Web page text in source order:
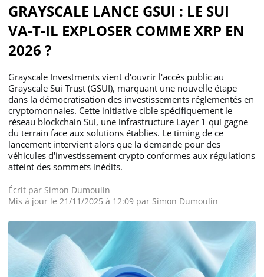
GRAYSCALE LANCE GSUI : LE SUI
VA-T-IL EXPLOSER COMME XRP EN
2026 ?
Grayscale Investments vient d'ouvrir l'accès public au
Grayscale Sui Trust (GSUI), marquant une nouvelle étape
dans la démocratisation des investissements réglementés en
cryptomonnaies. Cette initiative cible spécifiquement le
réseau blockchain Sui, une infrastructure Layer 1 qui gagne
du terrain face aux solutions établies. Le timing de ce
lancement intervient alors que la demande pour des
véhicules d'investissement crypto conformes aux régulations
atteint des sommets inédits.
Écrit par Simon Dumoulin
Mis à jour le 21/11/2025 à 12:09 par Simon Dumoulin